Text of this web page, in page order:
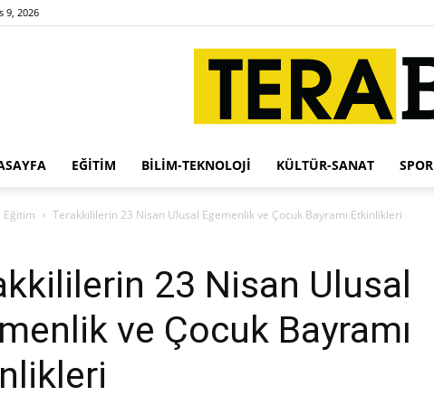
9, 2026
EĞITIM BILIM-TEKNOLOJI KÜLTÜR-SANAT SPOR
Eğitim Terakkililerin 23 Nisan Ulusal Egemenlik ve Çocuk Bayramı Etkinlikleri
23 Nisan Ulusal
ve Çocuk Bayramı